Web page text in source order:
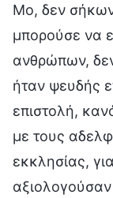
Μο, δεν
μπορούσε να
ανθρώπων,
ήταν ψευδής
επιστολή,
με τους
εκκλησίας,